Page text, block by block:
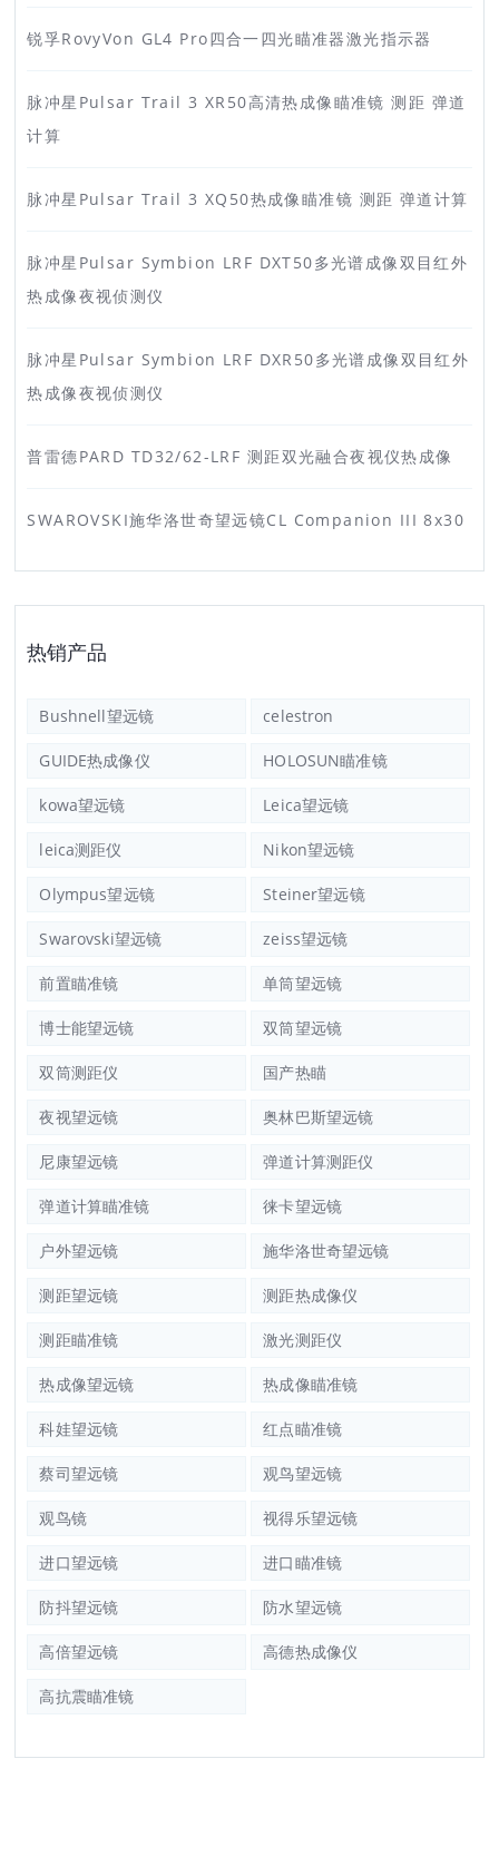
锐孚RovyVon GL4 Pro四合一四光瞄准器激光指示器
脉冲星Pulsar Trail 3 XR50高清热成像瞄准镜 测距 弹道
计算
脉冲星Pulsar Trail 3 XQ50热成像瞄准镜 测距 弹道计算
脉冲星Pulsar Symbion LRF DXT50多光谱成像双目红外
热成像夜视侦测仪
脉冲星Pulsar Symbion LRF DXR50多光谱成像双目红外
热成像夜视侦测仪
普雷德PARD TD32/62-LRF 测距双光融合夜视仪热成像
SWAROVSKI施华洛世奇望远镜CL Companion III 8x30
热销产品
Bushnell望远镜 celestron
GUIDE热成像仪 HOLOSUN瞄准镜
kowa望远镜 Leica望远镜
leica测距仪 Nikon望远镜
Olympus望远镜 Steiner望远镜
Swarovski望远镜 zeiss望远镜
前置瞄准镜 单筒望远镜
博士能望远镜 双筒望远镜
双筒测距仪 国产热瞄
夜视望远镜 奥林巴斯望远镜
尼康望远镜 弹道计算测距仪
弹道计算瞄准镜 徕卡望远镜
户外望远镜 施华洛世奇望远镜
测距望远镜 测距热成像仪
测距瞄准镜 激光测距仪
热成像望远镜 热成像瞄准镜
科娃望远镜 红点瞄准镜
蔡司望远镜 观鸟望远镜
观鸟镜 视得乐望远镜
进口望远镜 进口瞄准镜
防抖望远镜 防水望远镜
高倍望远镜 高德热成像仪
高抗震瞄准镜